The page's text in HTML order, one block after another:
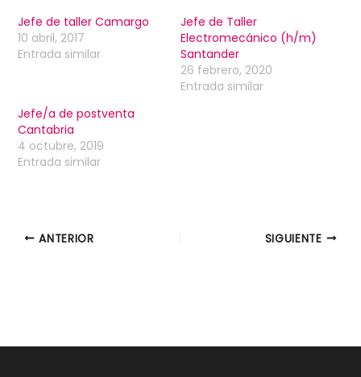
Jefe de taller Camargo
10 abril, 2017
Entrada similar
Jefe de Taller
Electromecánico (h/m)
Santander
26 febrero, 2020
Entrada similar
Jefe/a de postventa
Cantabria
4 octubre, 2019
Entrada similar
ANTERIOR SIGUIENTE